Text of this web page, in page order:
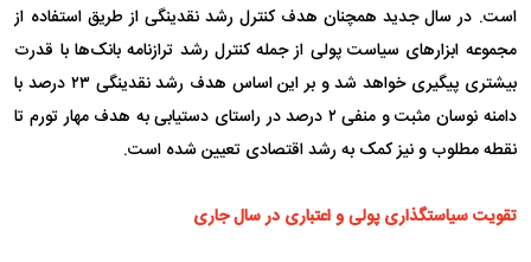
است. در سال جدید همچنان هدف کنترل رشد نقدینگی از طریق استفاده از
مجموعه ابزار‌های سیاست پولی از جمله کنترل رشد ترازنامه بانک‌ها با قدرت
بیشتری پیگیری خواهد شد و بر این اساس هدف رشد نقدینگی ۲۳ درصد با
دامنه نوسان مثبت و منفی ۲ درصد در راستای دستیابی به هدف مهار تورم تا
نقطه مطلوب و نیز کمک به رشد اقتصادی تعیین شده است.
تقویت سیاستگذاری پولی و اعتباری در سال جاری